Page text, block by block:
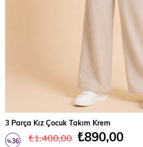
3 Parça Kız Çocuk Takım Krem
%36 ₺1.400,00 ₺890,00